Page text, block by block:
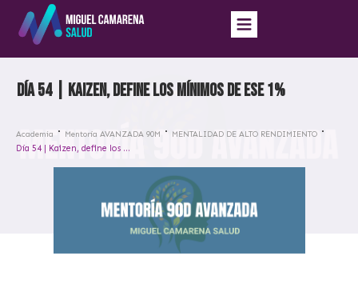
Día 54 | Kaizen, define los mínimos de ese 1%
Academia Mentoría AVANZADA 90M MENTALIDAD DE ALTO RENDIMIENTO
Día 54 | Kaizen, define los mínimos de ese 1%